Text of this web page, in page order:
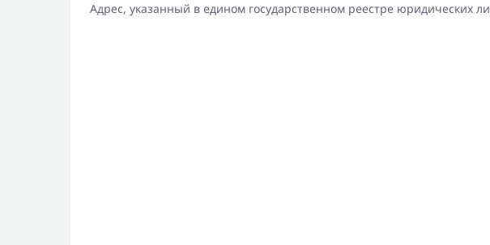
Адрес, указанный в едином государственном реестре юридических